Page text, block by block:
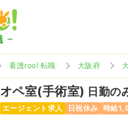
看護roo! 転職 大阪府
オペ室(手術室) 日勤の
エージェント求人 日祝休み 時給